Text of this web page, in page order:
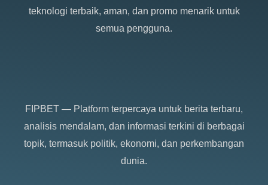
teknologi terbaik, aman, dan promo menarik untuk
semua pengguna.
FIPBET — Platform terpercaya untuk berita terbaru,
analisis mendalam, dan informasi terkini di berbagai
topik, termasuk politik, ekonomi, dan perkembangan
dunia.